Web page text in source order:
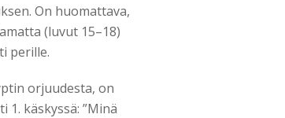
On huomattava,
(luvut 15–18)
perille.
orjuudesta, on
1. käskyssä: ”Minä